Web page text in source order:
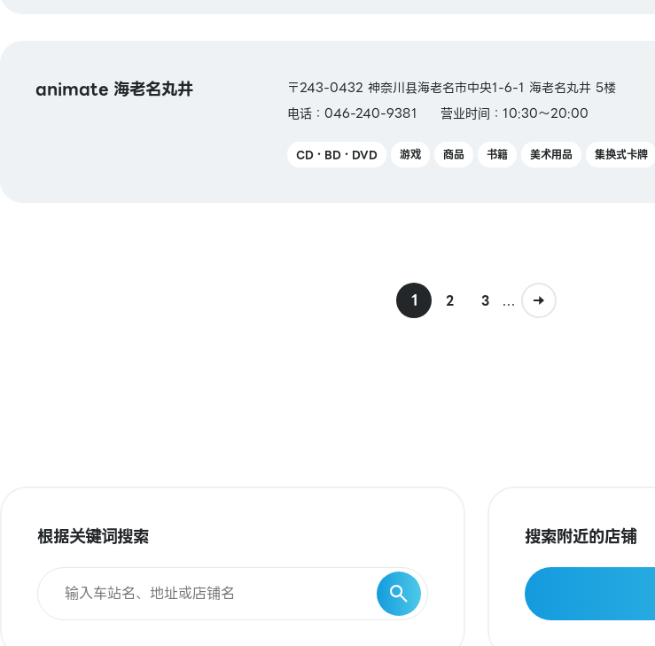
animate 海老名丸井
〒243-0432 神奈川县海老名市中央1-6-1 海老名丸井 5楼
电话：046-240-9381
营业时间：10:30～20:00
CD・BD・DVD 游戏 商品 书籍 美术用品 集换式卡牌
1 2 3 ...
根据关键词搜索 搜索附近的店铺